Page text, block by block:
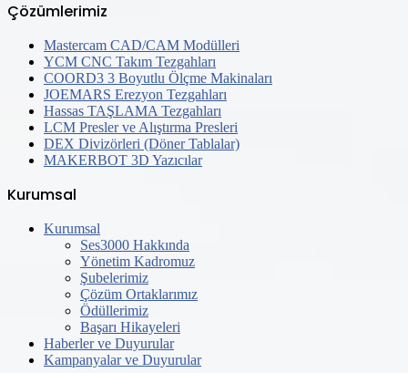
Çözümlerimiz
Mastercam CAD/CAM Modülleri
YCM CNC Takım Tezgahları
COORD3 3 Boyutlu Ölçme Makinaları
JOEMARS Erezyon Tezgahları
Hassas TAŞLAMA Tezgahları
LCM Presler ve Alıştırma Presleri
DEX Divizörleri (Döner Tablalar)
MAKERBOT 3D Yazıcılar
Kurumsal
Kurumsal
Ses3000 Hakkında
Yönetim Kadromuz
Şubelerimiz
Çözüm Ortaklarımız
Ödüllerimiz
Başarı Hikayeleri
Haberler ve Duyurular
Kampanyalar ve Duyurular